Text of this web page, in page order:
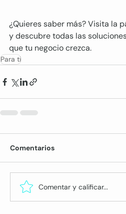
¿Quieres saber más? Visita la
y descubre todas las
que tu negocio crezca.
Para ti
Comentarios
Comentar y calificar...